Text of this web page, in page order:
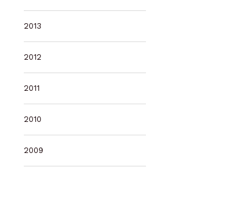
2013
2012
2011
2010
2009